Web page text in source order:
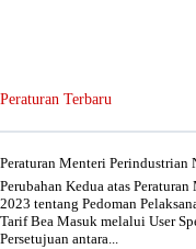
Peraturan Terbaru
Peraturan Menteri Perindustrian
Perubahan Kedua atas
2023 tentang Pedoman
Tarif Bea Masuk melalui User
Persetujuan antara...